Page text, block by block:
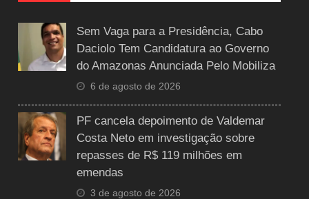
Sem Vaga para a Presidência, Cabo
Daciolo Tem Candidatura ao Governo
do Amazonas Anunciada Pelo Mobiliza
6 de agosto de 2026
PF cancela depoimento de Valdemar
Costa Neto em investigação sobre
repasses de R$ 119 milhões em
emendas
3 de agosto de 2026